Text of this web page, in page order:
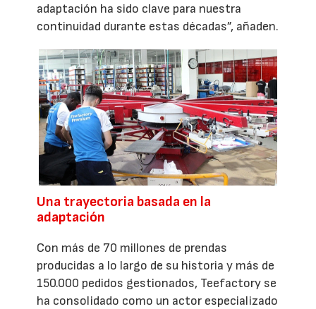
adaptación ha sido clave para nuestra
continuidad durante estas décadas”, añaden.
Una trayectoria basada en la
adaptación
Con más de 70 millones de prendas
producidas a lo largo de su historia y más de
150.000 pedidos gestionados, Teefactory se
ha consolidado como un actor especializado